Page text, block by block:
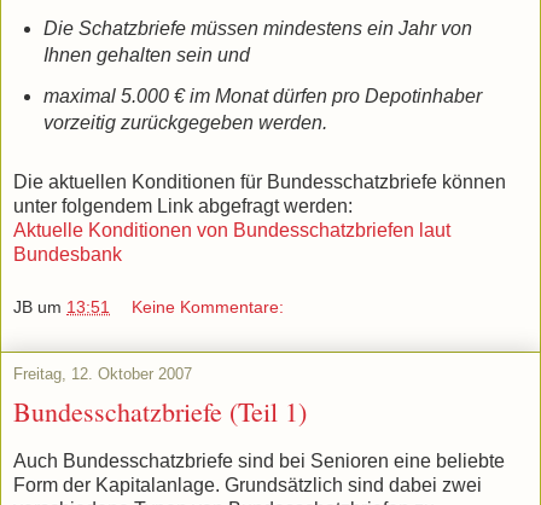
Die Schatzbriefe müssen mindestens ein Jahr von
Ihnen gehalten sein und
maximal 5.000 € im Monat dürfen pro Depotinhaber
vorzeitig zurückgegeben werden.
Die aktuellen Konditionen für Bundesschatzbriefe können
unter folgendem Link abgefragt werden:
Aktuelle Konditionen von Bundesschatzbriefen laut
Bundesbank
JB um 13:51 Keine Kommentare:
Freitag, 12. Oktober 2007
Bundesschatzbriefe (Teil 1)
Auch Bundesschatzbriefe sind bei Senioren eine beliebte
Form der Kapitalanlage. Grundsätzlich sind dabei zwei